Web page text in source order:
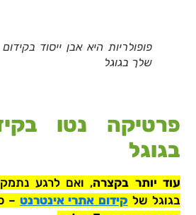
פופולריות היא אבן ייסוד
שלך בגוגל
פרטיקה נטו
בגוגל
עוד יותר בקצרה, ואם לרגע
בגוגל של קידום אתרי אינטרנט–